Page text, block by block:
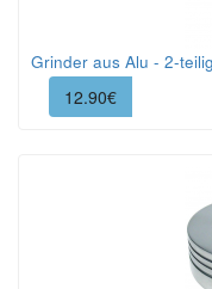
Grinder aus Alu - 2-
12.90€